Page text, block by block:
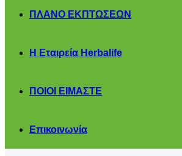
ΠΛΑΝΟ ΕΚΠΤΩΣΕΩΝ
Η Εταιρεία Herbalife
ΠΟΙΟΙ ΕΙΜΑΣΤΕ
Επικοινωνία